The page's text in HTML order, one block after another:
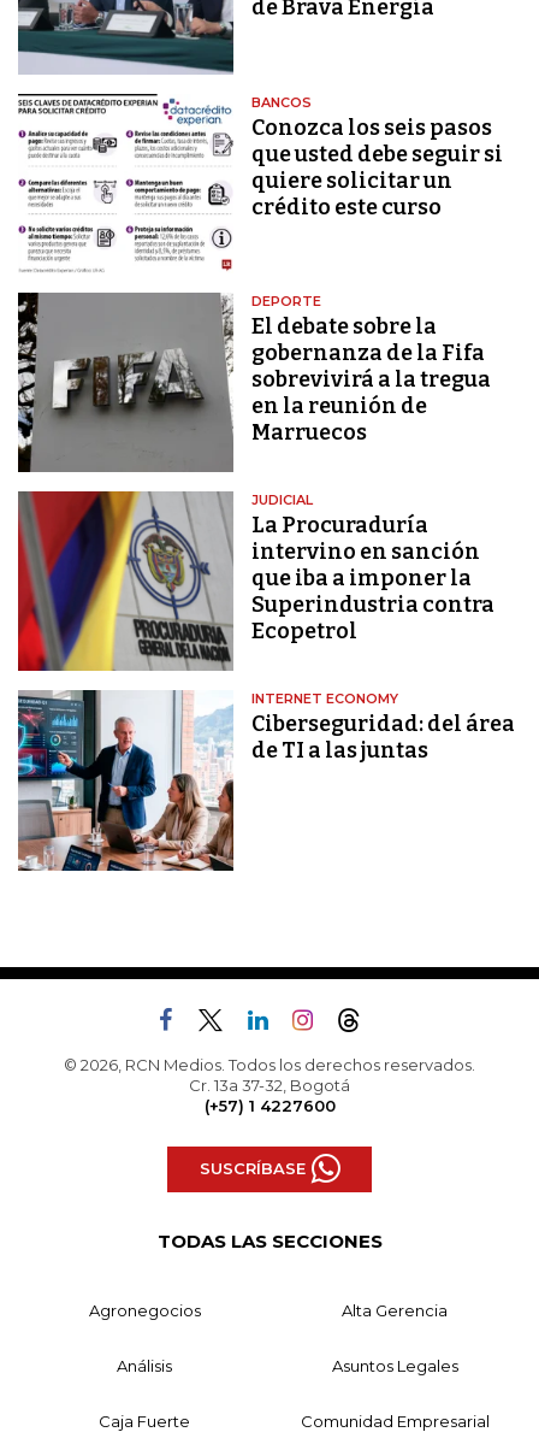
de Brava Energía
BANCOS
Conozca los seis pasos
que usted debe seguir si
quiere solicitar un
crédito este curso
DEPORTE
El debate sobre la
gobernanza de la Fifa
sobrevivirá a la tregua
en la reunión de
Marruecos
JUDICIAL
La Procuraduría
intervino en sanción
que iba a imponer la
Superindustria contra
Ecopetrol
INTERNET ECONOMY
Ciberseguridad: del área
de TI a las juntas
© 2026, RCN Medios. Todos los derechos reservados.
Cr. 13a 37-32, Bogotá
(+57) 1 4227600
SUSCRÍBASE
TODAS LAS SECCIONES
Agronegocios Alta Gerencia
Análisis Asuntos Legales
Caja Fuerte Comunidad Empresarial